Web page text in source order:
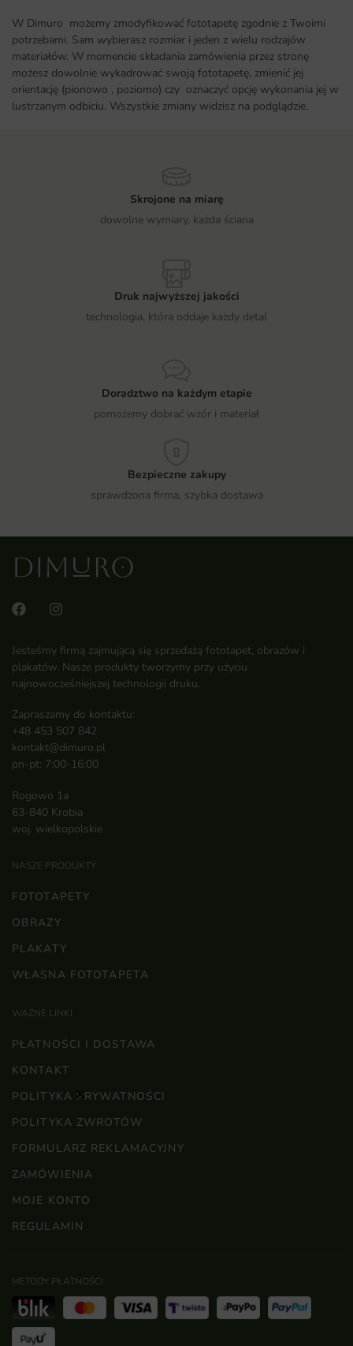
W Dimuro możemy zmodyfikować fototapetę zgodnie z Twoimi
potrzebami. Sam wybierasz rozmiar i jeden z wielu rodzajów
materiałów. W momencie składania zamówienia przez stronę
możesz dowolnie wykadrować swoją fototapetę, zmienić jej
orientację (pionowo , poziomo) czy oznaczyć opcję wykonania jej w
lustrzanym odbiciu. Wszystkie zmiany widzisz na podglądzie.
Skrojone na miarę
dowolne wymiary, każda ściana
Druk najwyższej jakości
technologia, która oddaje każdy detal
Doradztwo na każdym etapie
pomożemy dobrać wzór i materiał
Bezpieczne zakupy
sprawdzona firma, szybka dostawa
Jesteśmy firmą zajmującą się sprzedażą fototapet, obrazów i
plakatów. Nasze produkty tworzymy przy użyciu
najnowocześniejszej technologii druku.
Zapraszamy do kontaktu:
+48 453 507 842
kontakt@dimuro.pl
pn-pt: 7:00-16:00
Rogowo 1a
63-840 Krobia
woj. wielkopolskie
NASZE PRODUKTY
FOTOTAPETY
OBRAZY
PLAKATY
WŁASNA FOTOTAPETA
WAŻNE LINKI
PŁATNOŚCI I DOSTAWA
KONTAKT
POLITYKA PRYWATNOŚCI
POLITYKA ZWROTÓW
FORMULARZ REKLAMACYJNY
ZAMÓWIENIA
MOJE KONTO
REGULAMIN
METODY PŁATNOŚCI
×